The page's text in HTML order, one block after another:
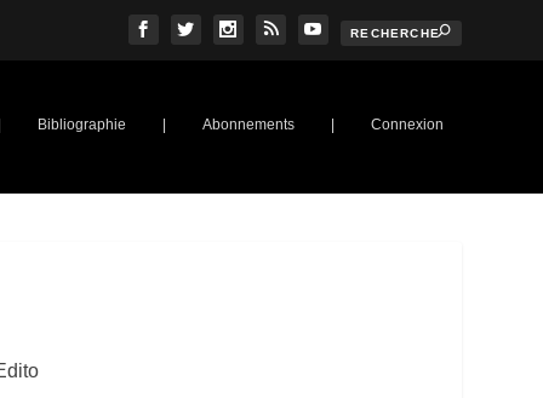
Bibliographie Abonnements Connexion